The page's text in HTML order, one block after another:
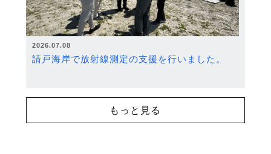
2026.07.08
請戸海岸で放射線測定の支援を行いました。
もっと見る